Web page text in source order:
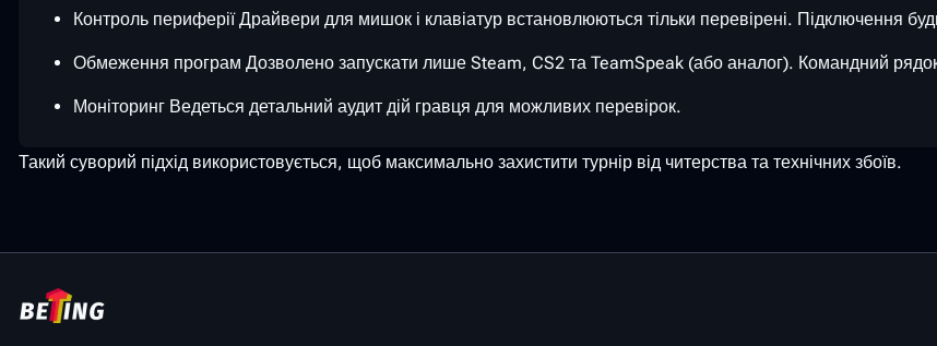
Контроль периферії Драйвери для мишок і клавіатур встановлюються тільки перевірені. Підключення
Обмеження програм Дозволено запускати лише Steam, CS2 та TeamSpeak (або аналог). Командний
Моніторинг Ведеться детальний аудит дій гравця для можливих перевірок.
Такий суворий підхід використовується, щоб максимально захистити турнір від читерства та технічних збоїв.